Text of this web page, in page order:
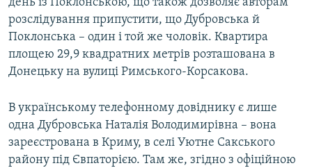
день із Поклонською, що також дозволяє авторам
розслідування припустити, що Дубровська й
Поклонська – один і той же чоловік. Квартира
площею 29,9 квадратних метрів розташована в
Донецьку на вулиці Римського-Корсакова.
В українському телефонному довіднику є лише
одна Дубровська Наталія Володимирівна – вона
зареєстрована в Криму, в селі Уютне Сакського
району під Євпаторією. Там же, згідно з офіційною